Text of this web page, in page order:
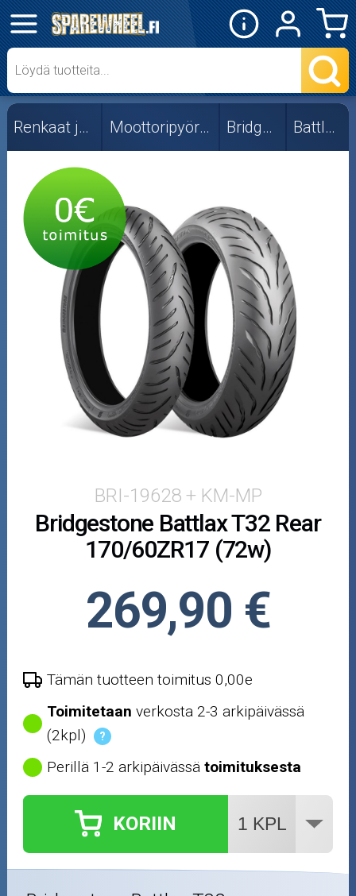
✕
Mopon osat
Skootterin osat
Crossipyörän osat
Moottoripyörän osat
Moottorikelkan osat
Mopoauton osat
Mönkijän osat
Puutarha ja metsä
Ajovarusteet
Nastarenkaat
Öljyt ja kemikaalit
Outlet-tuotteet
Renkaat ja vanteet Moottoripyörän renkaat Bridgestone Battlax T32
BRI-19628 + KM-MP
Bridgestone Battlax T32 Rear
170/60ZR17 (72w)
269,90 €
Tämän tuotteen toimitus 0,00e
Toimitetaan verkosta 2-3 arkipäivässä
(2kpl)
?
Perillä 1-2 arkipäivässätoimituksesta
KORIIN